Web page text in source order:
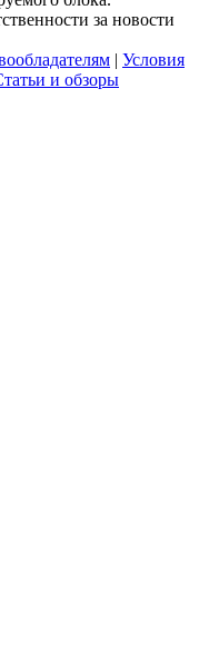
за новости
| Условия
и обзоры